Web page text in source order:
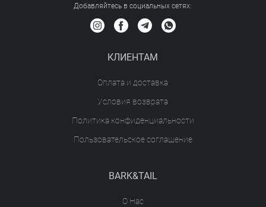
Добавляйтесь в социальных сетяx:
КЛИЕНТАМ
Оплата и доставка
Условия возврата
Политика конфиденциальности
Пользовательское соглашение
BARK&TAIL
О Нас